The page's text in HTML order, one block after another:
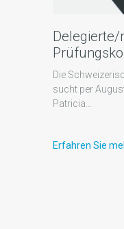
Delegierte/
Die
sucht per
Patricia...
Erfahren Sie